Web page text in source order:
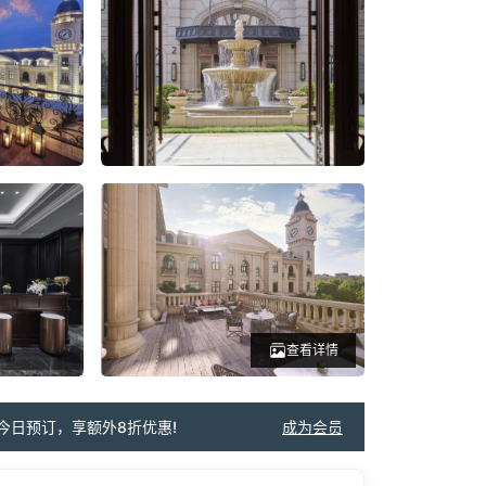
查看详情
日预订，享额外8折优惠! 成为会员